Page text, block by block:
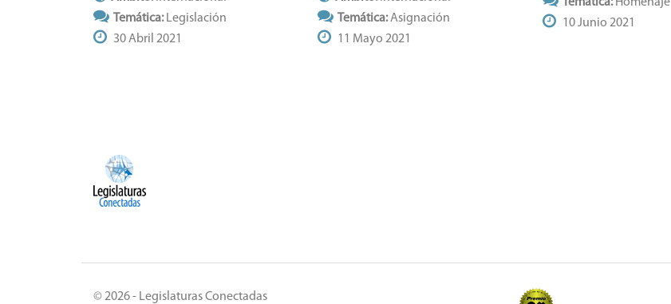
Temática:Legislación
30 Abril 2021
Temática:Asignación
11 Mayo 2021
10 Junio 2021
© 2026 - Legislaturas Conectadas